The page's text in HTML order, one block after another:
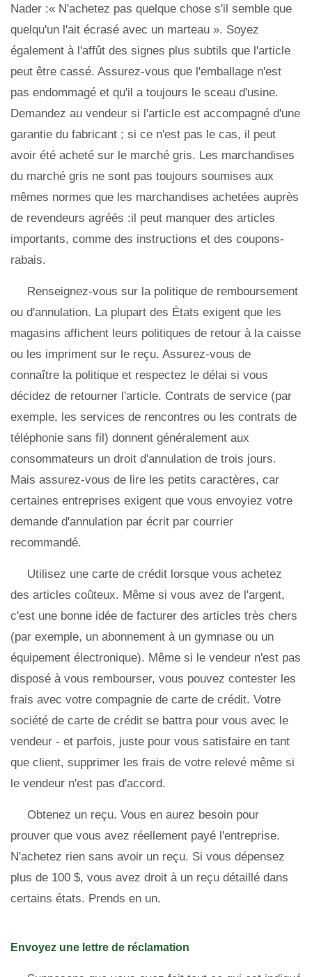
Nader :« N'achetez pas quelque chose s'il semble que
quelqu'un l'ait écrasé avec un marteau ». Soyez
également à l'affût des signes plus subtils que l'article
peut être cassé. Assurez-vous que l'emballage n'est
pas endommagé et qu'il a toujours le sceau d'usine.
Demandez au vendeur si l'article est accompagné d'une
garantie du fabricant ; si ce n'est pas le cas, il peut
avoir été acheté sur le marché gris. Les marchandises
du marché gris ne sont pas toujours soumises aux
mêmes normes que les marchandises achetées auprès
de revendeurs agréés :il peut manquer des articles
importants, comme des instructions et des coupons-
rabais.
Renseignez-vous sur la politique de remboursement
ou d'annulation. La plupart des États exigent que les
magasins affichent leurs politiques de retour à la caisse
ou les impriment sur le reçu. Assurez-vous de
connaître la politique et respectez le délai si vous
décidez de retourner l'article. Contrats de service (par
exemple, les services de rencontres ou les contrats de
téléphonie sans fil) donnent généralement aux
consommateurs un droit d'annulation de trois jours.
Mais assurez-vous de lire les petits caractères, car
certaines entreprises exigent que vous envoyiez votre
demande d'annulation par écrit par courrier
recommandé.
Utilisez une carte de crédit lorsque vous achetez
des articles coûteux. Même si vous avez de l'argent,
c'est une bonne idée de facturer des articles très chers
(par exemple, un abonnement à un gymnase ou un
équipement électronique). Même si le vendeur n'est pas
disposé à vous rembourser, vous pouvez contester les
frais avec votre compagnie de carte de crédit. Votre
société de carte de crédit se battra pour vous avec le
vendeur - et parfois, juste pour vous satisfaire en tant
que client, supprimer les frais de votre relevé même si
le vendeur n'est pas d'accord.
Obtenez un reçu. Vous en aurez besoin pour
prouver que vous avez réellement payé l'entreprise.
N'achetez rien sans avoir un reçu. Si vous dépensez
plus de 100 $, vous avez droit à un reçu détaillé dans
certains états. Prends en un.
Envoyez une lettre de réclamation